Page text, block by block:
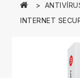
INTERNET